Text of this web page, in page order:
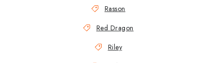
Rasson
Red Dragon
Riley